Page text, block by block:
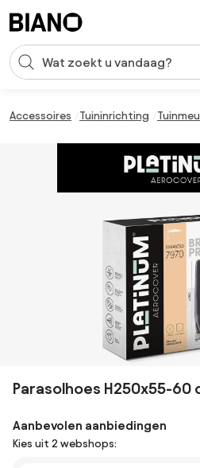
Zoekopdracht invoeren
Accessoires Tuininrichting
Parasolhoes H250x55-60
Aanbevolen aanbiedingen
Kies uit 2 webshops: